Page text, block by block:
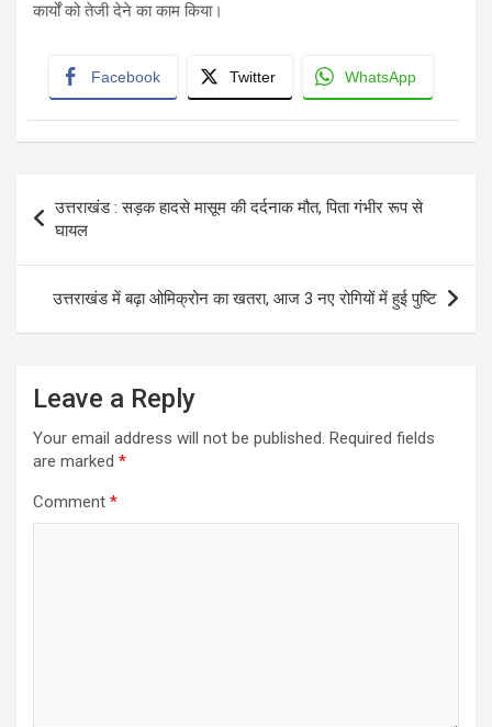
कार्यों को तेजी देने का काम किया।
Facebook Twitter WhatsApp
navigation
उत्तराखंड : सड़क हादसे मासूम की दर्दनाक मौत, पिता गंभीर रूप से
घायल
उत्तराखंड में बढ़ा ओमिक्रोन का खतरा, आज 3 नए रोगियों में हुई पुष्टि
Leave a Reply
Your email address will not be published. Required fields
are marked *
Comment *